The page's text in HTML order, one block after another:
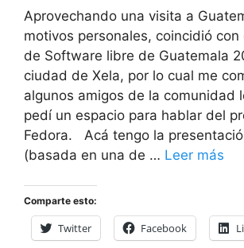
Aprovechando una visita a
motivos personales, coincidió con
de Software libre de Guatemala
ciudad de Xela, por lo cual me
algunos amigos de la comunidad
pedí un espacio para hablar del
Fedora. Acá tengo la
(basada en una de … Leer más
Comparte esto:
Twitter Facebook